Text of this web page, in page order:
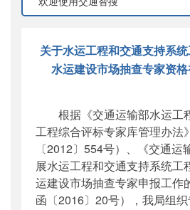
关于水运工程和交通支持系
水运建设市场抽查专家资
根据《交通运输部水运工
工程综合评标专家库管理办法
〔2012〕554号）、《交通
展水运工程和交通支持系统工
运建设市场抽查专家申报工作
函〔2016〕20号），我局组